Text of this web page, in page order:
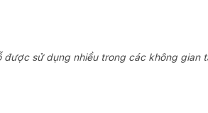
được sử dụng nhiều trong các không gian